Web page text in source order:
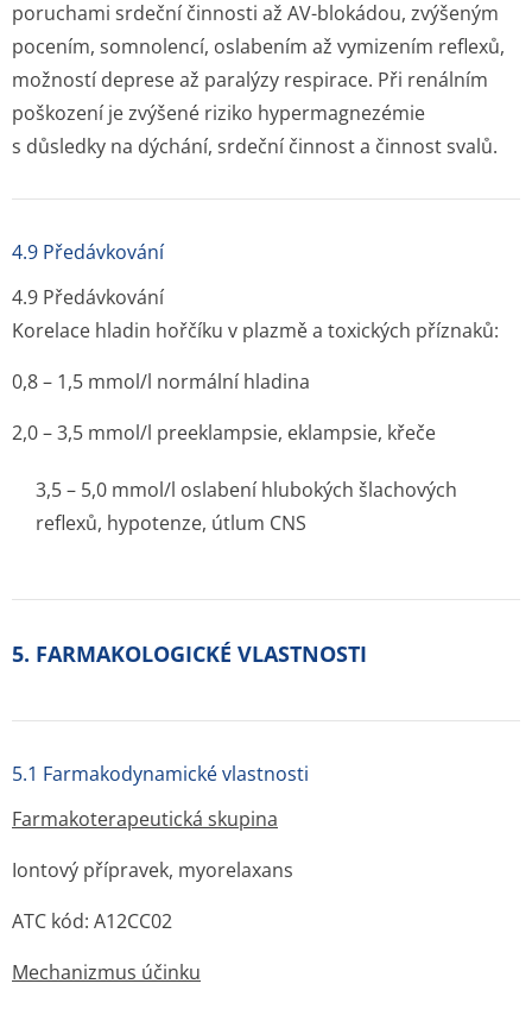
poruchami srdeční činnosti až AV-blokádou, zvýšeným
pocením, somnolencí, oslabením až vymizením reflexů,
možností deprese až paralýzy respirace. Při renálním
poškození je zvýšené riziko hypermagnezémie
s důsledky na dýchání, srdeční činnost a činnost svalů.
4.9 Předávkování
4.9 Předávkování
Korelace hladin hořčíku v plazmě a toxických příznaků:
0,8 – 1,5 mmol/l normální hladina
2,0 – 3,5 mmol/l preeklampsie, eklampsie, křeče
3,5 – 5,0 mmol/l oslabení hlubokých šlachových
reflexů, hypotenze, útlum CNS
5. FARMAKOLOGICKÉ VLASTNOSTI
5.1 Farmakodynamické vlastnosti
Farmakoterape­utická skupina
Iontový přípravek, myorelaxans
ATC kód: A12CC02
Mechanizmus účinku